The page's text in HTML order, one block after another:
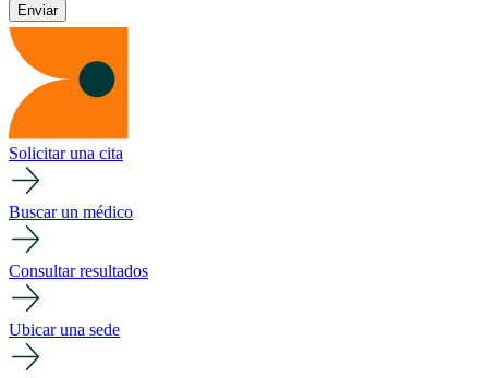
Solicitar una cita
Buscar un médico
Consultar resultados
Ubicar una sede